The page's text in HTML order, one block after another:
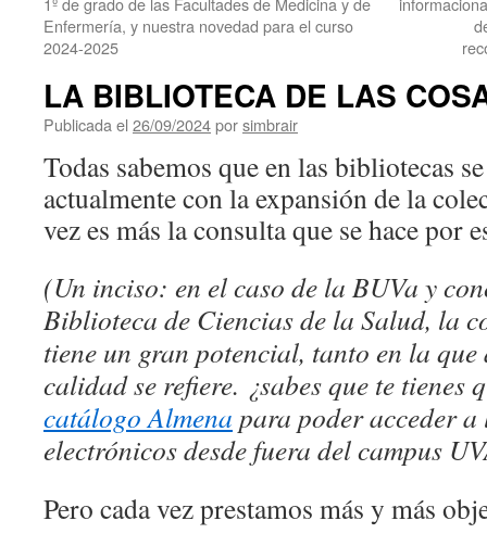
Enfermería, y nuestra novedad para el curso
2024-2025
LA BIBLIOTECA DE LAS
Publicada el 26/09/2024porsimbrair
Todas sabemos que en las bibliotecas
actualmente con la expansión de la
vez es más la consulta que se hace por
(Un inciso: en el caso de la BUVa y
Biblioteca de Ciencias de la Salud, la
tiene un gran potencial, tanto en la que
calidad se refiere. ¿sabes que te tienes
catálogo Almena para poder acceder a
electrónicos desde fuera del campus
Pero cada vez prestamos más y más